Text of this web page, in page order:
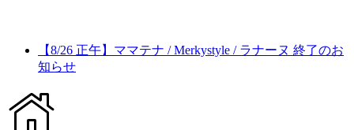
【8/26 正午】ママテナ / Merkystyle / ラナーヌ 終了のお
知らせ